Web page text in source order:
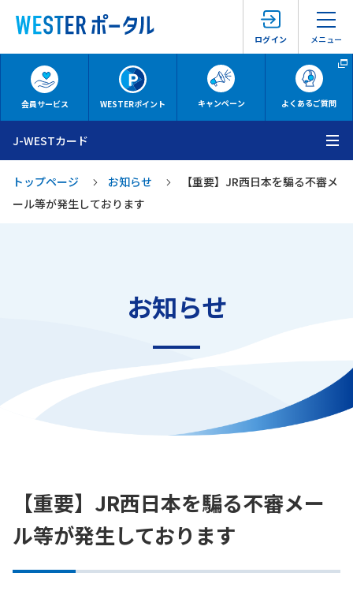
ログイン メニュー
会員サービス WESTERポイント キャンペーン よくあるご質問
J-WESTカード メ
トップページ お知らせ
【重要】JR西日本を騙る不審メ
ール等が発生しております
お知らせ
【重要】JR西日本を騙る不審メー
ル等が発生しております